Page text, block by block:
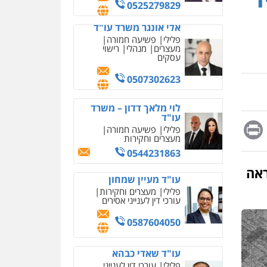
Message
Print
0525279829
אלי אונגר משרד עו"ד
פלילי פשיעה חמורה
מעצרים מנהלי רישוי
עסקים
0507302623
לוי מלאך דדון – משרד
עו"ד
פלילי פשיעה חמורה
מעצרים וחקירות
0544231863
עו"ד מעיין שמחון
פלילי מעצרים וחקירות
עורכי דין לענייני אסירים
0587604050
עו"ד שאדי כבהא
מחיקת כתבות מגוגל
ודחיקת אזכורים שליליים
שירותים מקצועיים לעורכי
דין
0522508109
אחסון אתרים
מהירות הגנה גיבוי
תמיכה שירותים מקצועיים
לעורכי דין
מרכז התחלה חדשה
אסירים עבירות מין
שירותים מקצועיים לעורכי
דין
0544500346
מאיה בלום, עו"ס,
טיפול ושיקום
טיפול בהתמכרויות
שירותים מקצועיים לעורכי
דין
איומים כתובים
תושב סכנין חשוד ששלח הודעות